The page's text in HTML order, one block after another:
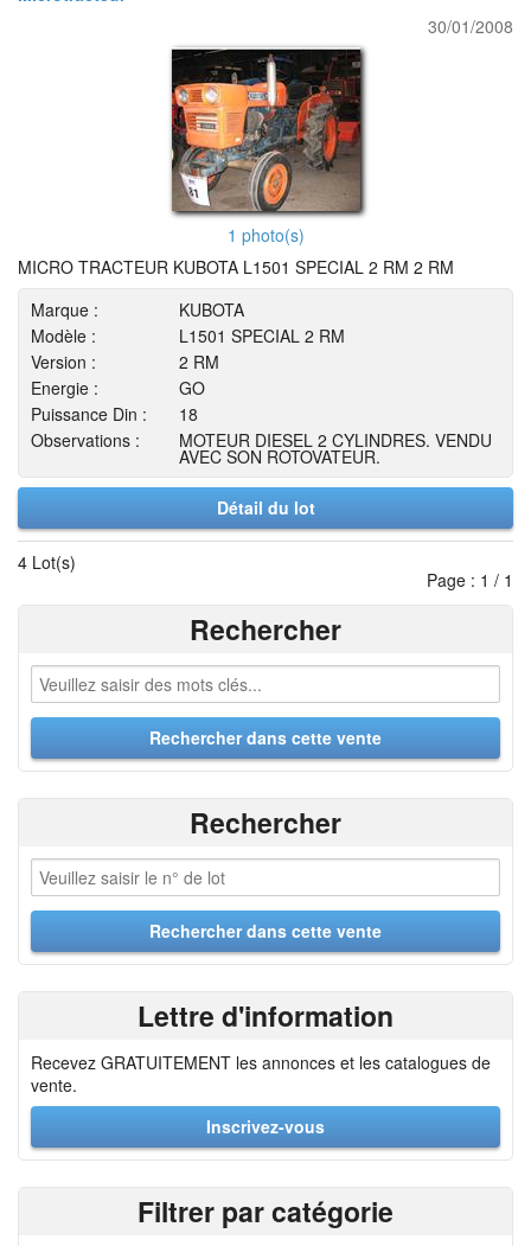
30/01/2008
1 photo(s)
MICRO TRACTEUR KUBOTA L1501 SPECIAL 2 RM 2 RM
Marque :
KUBOTA
Modèle :
L1501 SPECIAL 2 RM
Version :
2 RM
Energie :
GO
Puissance Din :
18
Observations :
MOTEUR DIESEL 2 CYLINDRES. VENDU
AVEC SON ROTOVATEUR.
Détail du lot
4 Lot(s)
Page : 1 / 1
Rechercher
Rechercher
Lettre d'information
Recevez GRATUITEMENT les annonces et les catalogues de
vente.
Inscrivez-vous
Filtrer par catégorie